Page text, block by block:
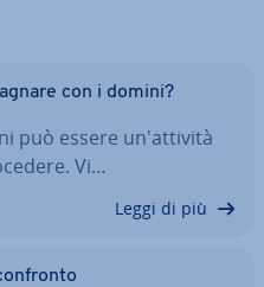
con i domini?
può essere un'at­ti­vi­tà
Vi…
Leggi di più